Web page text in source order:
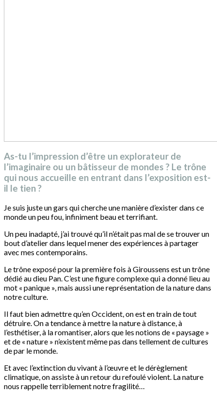
As-tu l’impression d’être un explorateur de
l’imaginaire ou un bâtisseur de mondes ? Le trône
qui nous accueille en entrant dans l’exposition est-
il le tien ?
Je suis juste un gars qui cherche une manière d’exister dans ce
monde un peu fou, infiniment beau et terrifiant.
Un peu inadapté, j’ai trouvé qu’il n’était pas mal de se trouver un
bout d’atelier dans lequel mener des expériences à partager
avec mes contemporains.
Le trône exposé pour la première fois à Giroussens est un trône
dédié au dieu Pan. C’est une figure complexe qui a donné lieu au
mot « panique », mais aussi une représentation de la nature dans
notre culture.
Il faut bien admettre qu’en Occident, on est en train de tout
détruire. On a tendance à mettre la nature à distance, à
l’esthétiser, à la romantiser, alors que les notions de « paysage »
et de « nature » n’existent même pas dans tellement de cultures
de par le monde.
Et avec l’extinction du vivant à l’œuvre et le dérèglement
climatique, on assiste à un retour du refoulé violent. La nature
nous rappelle terriblement notre fragilité…